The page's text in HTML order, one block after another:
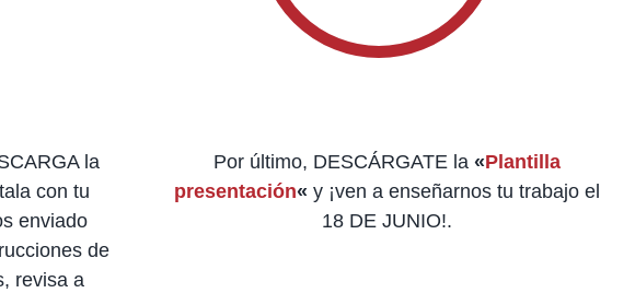
la
con tu
enviado
de
revisa a
Por último, DESCÁRGATE la «Plantilla
presentación« y ¡ven a enseñarnos tu trabajo el
18 DE JUNIO!.